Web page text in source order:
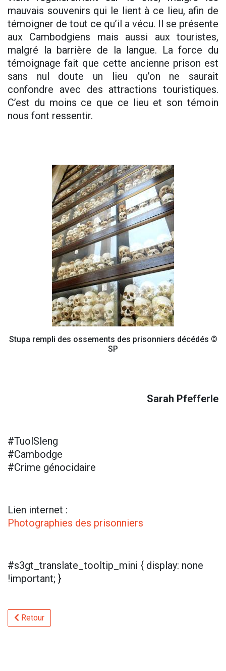
mauvais souvenirs qui le lient à ce lieu, afin de
témoigner de tout ce qu’il a vécu. Il se présente
aux Cambodgiens mais aussi aux touristes,
malgré la barrière de la langue. La force du
témoignage fait que cette ancienne prison est
sans nul doute un lieu qu’on ne saurait
confondre avec des attractions touristiques.
C’est du moins ce que ce lieu et son témoin
nous font ressentir.
Stupa rempli des ossements des prisonniers décédés ©
SP
Sarah Pfefferle
#TuolSleng
#Cambodge
#Crime génocidaire
Lien internet :
Photographies des prisonniers
#s3gt_translate_tooltip_mini { display: none
!important; }
Retour